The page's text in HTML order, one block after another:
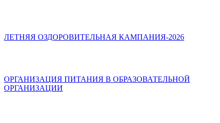
ЛЕТНЯЯ ОЗДОРОВИТЕЛЬНАЯ КАМПАНИЯ-2026
ОРГАНИЗАЦИЯ ПИТАНИЯ В ОБРАЗОВАТЕЛЬНОЙ
ОРГАНИЗАЦИИ